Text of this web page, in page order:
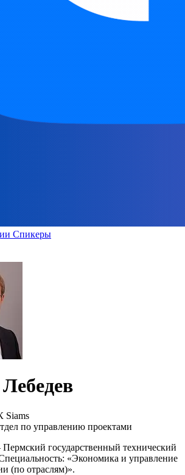
Спикеры
Siams
по управлению проектами
Пермский государственный технический
«Экономика и управление
(по отраслям)».